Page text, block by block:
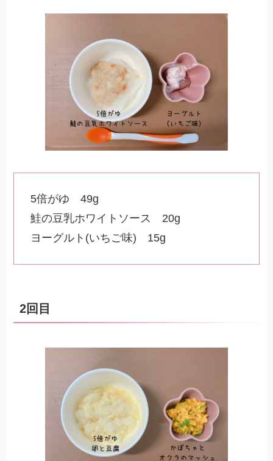
5倍がゆ 49g
鮭の豆乳ホワイトソース 20g
ヨーグルト(いちご味) 15g
2回目